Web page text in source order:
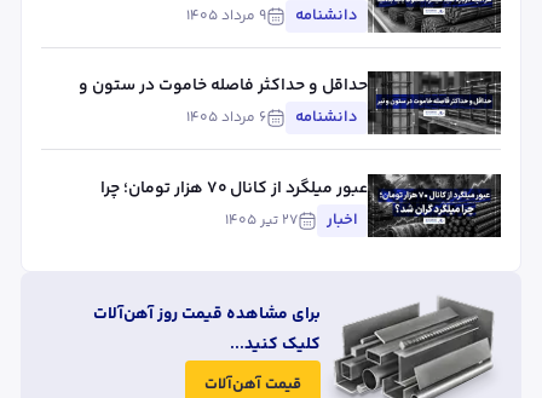
بدانید
دانشنامه ۹ مرداد ۱۴۰۵
حداقل و حداکثر فاصله خاموت در ستون و
تیر
دانشنامه ۶ مرداد ۱۴۰۵
عبور میلگرد از کانال ۷۰ هزار تومان؛ چرا
میلگرد گران شد؟
اخبار ۲۷ تیر ۱۴۰۵
برای مشاهده قیمت روز آهن‌آلات
کلیک کنید...
قیمت آهن‌آلات